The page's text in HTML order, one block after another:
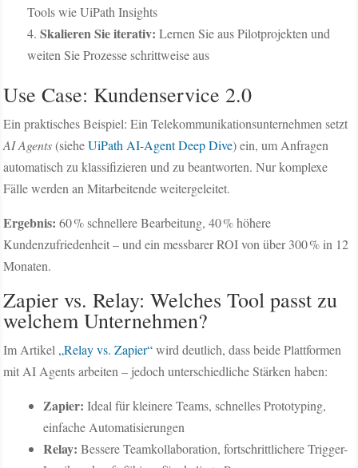
Tools wie UiPath Insights
Skalieren Sie iterativ: Lernen Sie aus Pilotprojekten und
weiten Sie Prozesse schrittweise aus
Use Case: Kundenservice 2.0
Ein praktisches Beispiel: Ein Telekommunikationsunternehmen setzt
AI Agents(sieheUiPath AI-Agent Deep Dive) ein, um Anfragen
automatisch zu klassifizieren und zu beantworten. Nur komplexe
Fälle werden an Mitarbeitende weitergeleitet.
Ergebnis: 60 % schnellere Bearbeitung, 40 % höhere
Kundenzufriedenheit – und ein messbarer ROI von über 300 % in 12
Monaten.
Zapier vs. Relay: Welches Tool passt zu
welchem Unternehmen?
Im Artikel „Relay vs. Zapier“wird deutlich, dass beide Plattformen
mit AI Agents arbeiten – jedoch unterschiedliche Stärken haben:
Zapier: Ideal für kleinere Teams, schnelles Prototyping,
einfache Automatisierungen
Relay: Bessere Teamkollaboration, fortschrittlichere Trigger-